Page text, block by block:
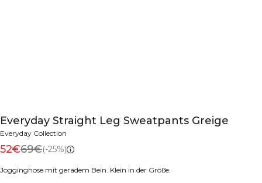
Everyday Straight Leg Sweatpants Greige
Everyday Collection
52€69€(-25%)
Jogginghose mit geradem Bein. Klein in der Größe.